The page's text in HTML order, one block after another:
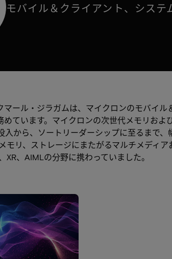
モバイル＆クライアント、シス
マール・ジラガムは、マイクロンのモバイ
めています。マイクロンの次世代メモリお
入から、ソートリーダーシップに至るまで
モリ、ストレージにまたがるマルチメディ
XR、AIMLの分野に携わっていました。